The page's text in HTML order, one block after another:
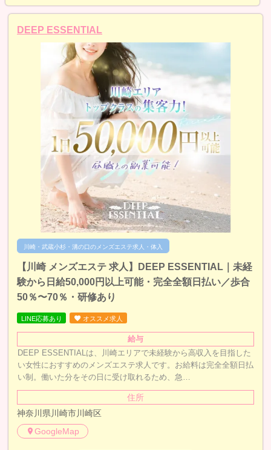
DEEP ESSENTIAL
川崎・武蔵小杉・溝の口のメンズエステ求人・体入
【川崎 メンズエステ 求人】DEEP ESSENTIAL｜未経
験から日給50,000円以上可能・完全全額日払い／歩合
50％〜70％・研修あり
LINE応募あり オススメ求人
給与
DEEP ESSENTIALは、川崎エリアで未経験から高収入を目指した
い女性におすすめのメンズエステ求人です。お給料は完全全額日払
い制。働いた分をその日に受け取れるため、急…
住所
神奈川県川崎市川崎区
GoogleMap